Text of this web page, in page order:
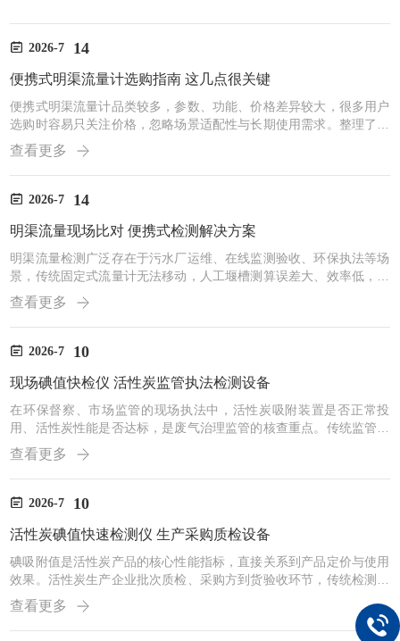
2026-7 14
便携式明渠流量计选购指南 这几点很关键
便携式明渠流量计品类较多，参数、功能、价格差异较大，很多用户
选购时容易只关注价格，忽略场景适配性与长期使用需求。整理了便
携式明渠流量计的核心选购要点，帮大家选到适配自身工作需求的设
备。1.优先确认堰型适配范围明渠堰槽没有统一标准，不同行业、不
同渠道常用的堰型差异很大，比如市政污水常用巴歇尔槽，小型排污
口常用三角堰、矩形堰。选购时首先要核对设备支持的堰型数量与类
持三角堰、矩形堰、巴歇尔槽、宽顶堰等十种基本堰型，基...
查看更多
2026-7 14
明渠流量现场比对 便携式检测解决方案
明渠流量检测广泛存在于污水厂运维、在线监测验收、环保执法等场
景，传统固定式流量计无法移动，人工堰槽测算误差大、效率低，难
以满足现场快速定量检测的需求。针对不同场景的流量检测痛点，山
东天众环保推出便携式明渠流量计整体解决方案，适配多类现场作业
需求。方案一：水污染源在线监测验收比对方案场景痛点：按照HJ35
3、HJ354等规范要求，水污染源在线监测系统安装验收、季度质控
程繁琐周期长，且现场取证难度大，难以满足验收时效要求...
查看更多
2026-7 10
现场碘值快检仪 活性炭监管执法检测设备
在环保督察、市场监管的现场执法中，活性炭吸附装置是否正常投
用、活性炭性能是否达标，是废气治理监管的核查重点。传统监管方
式多为查看更换记录、目视观察，缺乏现场定量检测手段；采样带回
实验室检测周期长，执法时效性不足，难以实现现场问题现场判定。
针对监管执法的现场检测需求，山东天众环保TZ-H650便携式活性炭
碘值检测仪采用一体化便携设计，执法人员可携带至企业现场采样检
求，提升执法核查效率。设备采用工业级高强度防水机身，户外、...
查看更多
2026-7 10
活性炭碘值快速检测仪 生产采购质检设备
碘吸附值是活性炭产品的核心性能指标，直接关系到产品定价与使用
效果。活性炭生产企业批次质检、采购方到货验收环节，传统检测多
依赖实验室滴定法，整套流程耗时久，跟不上生产批次流转速度，采
购现场也无法快速核验产品性能，容易出现供需双方性能争议。山东
天众环保TZ-H650便携式活性炭碘值检测仪，针对生产、采购场景的
查看更多